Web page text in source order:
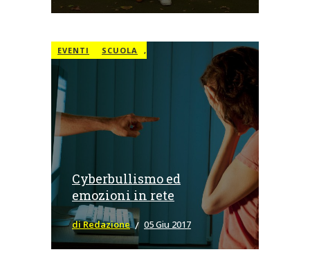
EVENTI ,
SCUOLA
Cyberbullismo ed
emozioni in rete
di Redazione 05 Giu 2017